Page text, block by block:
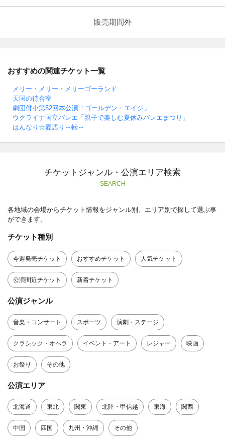
販売期間外
おすすめの関連チケット一覧
メリー・メリー・メリーゴーランド
天国の待合室
劇団俳小第52回本公演「ゴールデン・エイジ」
ウクライナ国立バレエ「親子で楽しむ夏休みバレエまつり」
はんなり☆夏語り～転～
チケットジャンル・公演エリア検索
SEARCH
各地域の会場からチケット情報をジャンル別、エリア別で探して選ぶ事
ができます。
チケット種別
今週発売チケット おすすめチケット 人気チケット
公演間近チケット 新着チケット
公演ジャンル
音楽・コンサート スポーツ 演劇・ステージ
クラシック・オペラ イベント・アート レジャー 映画
お祭り その他
公演エリア
北海道 東北 関東 北陸・甲信越 東海 関西
中国 四国 九州・沖縄 その他